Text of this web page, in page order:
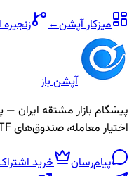
میزکار آپشن← زنجیره
آپشن باز
پیشگام بازار مشتقه ایران
اختیار معامله، صندوق‌های ETF و بورس کالا.
پیام‌رسان
خرید